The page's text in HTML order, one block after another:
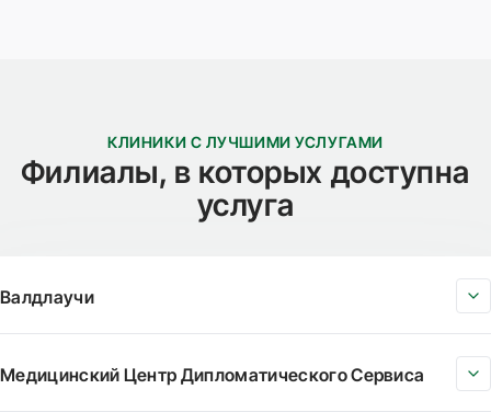
КЛИНИКИ С ЛУЧШИМИ УСЛУГАМИ
Филиалы, в которых доступна
услуга
Валдлаучи
Медицинский Центр Дипломатического Сервиса